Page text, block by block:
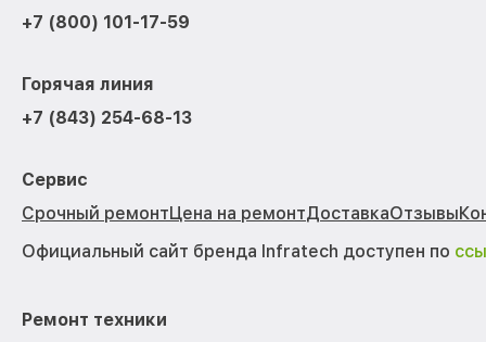
+7 (800) 101-17-59
Горячая линия
+7 (843) 254-68-13
Сервис
Срочный ремонтЦена на ремонтДоставкаОтзывы
Официальный сайт бренда Infratech доступен по
Ремонт техники